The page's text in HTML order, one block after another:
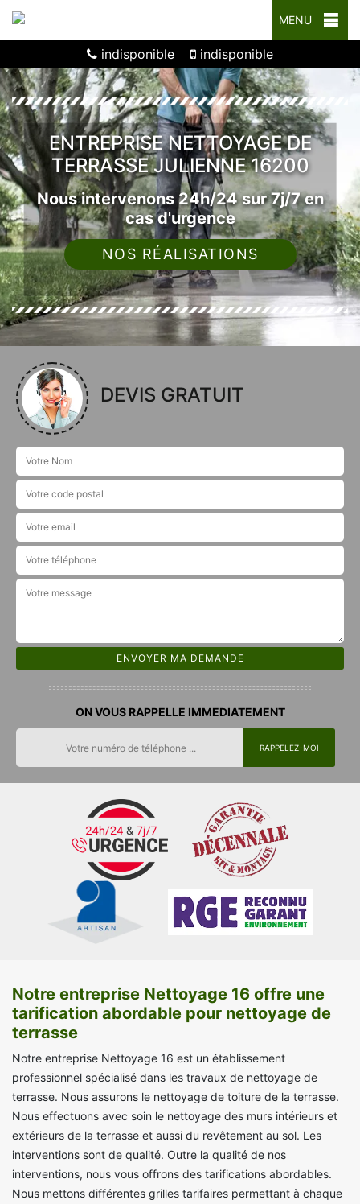
MENU
indisponible indisponible
ENTREPRISE NETTOYAGE DE
TERRASSE JULIENNE 16200
Nous intervenons 24h/24 sur 7j/7 en
cas d'urgence
NOS RÉALISATIONS
DEVIS GRATUIT
ON VOUS RAPPELLE IMMEDIATEMENT
Notre entreprise Nettoyage 16 offre une
tarification abordable pour nettoyage de
terrasse
Notre entreprise Nettoyage 16 est un établissement
professionnel spécialisé dans les travaux de nettoyage de
terrasse. Nous assurons le nettoyage de toiture de la terrasse.
Nous effectuons avec soin le nettoyage des murs intérieurs et
extérieurs de la terrasse et aussi du revêtement au sol. Les
interventions sont de qualité. Outre la qualité de nos
interventions, nous vous offrons des tarifications abordables.
Nous mettons différentes grilles tarifaires permettant à chaque